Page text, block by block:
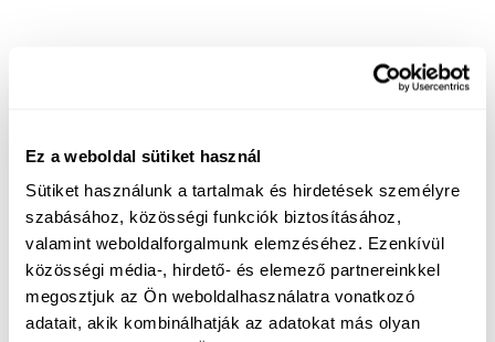
Ez a weboldal sütiket használ
Sütiket használunk a tartalmak és hirdetések személyre
szabásához, közösségi funkciók biztosításához,
valamint weboldalforgalmunk elemzéséhez. Ezenkívül
közösségi média-, hirdető- és elemező partnereinkkel
megosztjuk az Ön weboldalhasználatra vonatkozó
adatait, akik kombinálhatják az adatokat más olyan